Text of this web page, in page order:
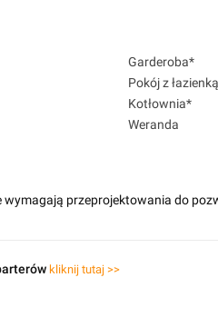
Garderoba*
Pokój z
Kotłownia*
Weranda
przeprojektowania do
kliknij tutaj >>